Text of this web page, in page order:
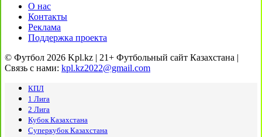
О нас
Контакты
Реклама
Поддержка проекта
© Футбол 2026 Kpl.kz | 21+ Футбольный сайт Казахстана |
Связь с нами: kpl.kz2022@gmail.com
КПЛ
1 Лига
2 Лига
Кубок Казахстана
Суперкубок Казахстана